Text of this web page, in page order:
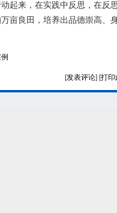
起来，在实践中反思，在反
亩良田，培养出品德崇高、
[发表评论] [打印